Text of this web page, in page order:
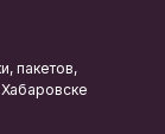
пакетов,